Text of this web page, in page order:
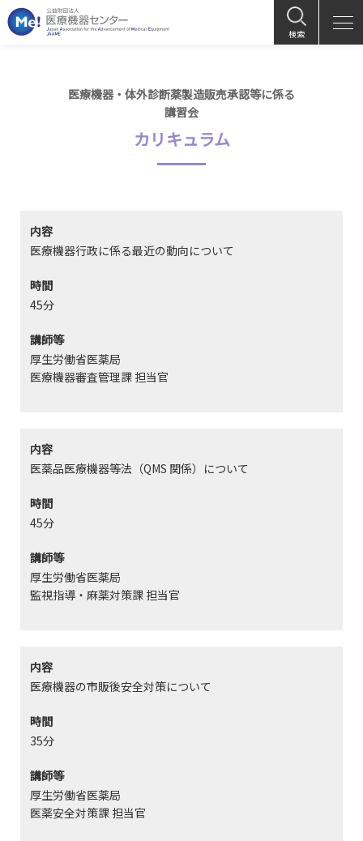
検索
医療機器・体外診断薬製造販売承認等に係る
講習会
カリキュラム
内容
医療機器行政に係る最近の動向について
時間
45分
講師等
厚生労働省医薬局
医療機器審査管理課 担当官
内容
医薬品医療機器等法（QMS 関係）について
時間
45分
講師等
厚生労働省医薬局
監視指導・麻薬対策課 担当官
内容
医療機器の市販後安全対策について
時間
35分
講師等
厚生労働省医薬局
医薬安全対策課 担当官